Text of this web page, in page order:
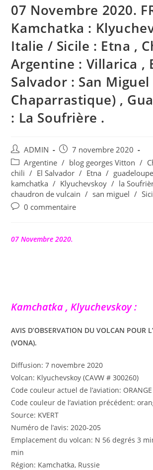
07 Novembre 2020.
Kamchatka :
Italie / Sicile : Etna ,
Argentine : Villarica ,
Salvador : San
Chaparrastique) ,
: La Soufrière .
Auteur/autrice
de
la
publication :
ADMIN
Publication
publiée :
7 novembre 2020
Post
category:
Argentine / blog georges Vitton /
chili / El Salvador / Etna / guadeloupe
kamchatka / Klyuchevskoy / la
chaudron de vulcain / san miguel /
Commentaires
publication :
0 commentaire
07 Novembre 2020.
Kamchatka , Klyuchevskoy :
AVIS D’OBSERVATION DU VOLCAN POUR
(VONA).
Diffusion: 7 novembre 2020
Volcan: Klyuchevskoy (CAVW # 300260)
Code couleur actuel de l’aviation: ORANGE
Code couleur de l’aviation précédent:
Source: KVERT
Numéro de l’avis: 2020-205
Emplacement du volcan: N 56 degrés 3
min
Région: Kamchatka, Russie